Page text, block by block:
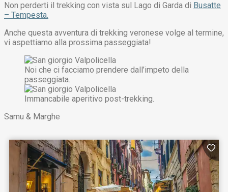
Non perderti il trekking con vista sul Lago di Garda di Busatte
– Tempesta.
Anche questa avventura di trekking veronese volge al termine,
vi aspettiamo alla prossima passeggiata!
Noi che ci facciamo prendere dall’impeto della
passeggiata.
Immancabile aperitivo post-trekking.
Samu & Marghe